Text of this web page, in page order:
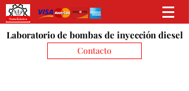
Laboratorio de bombas de inyección diesel
Contacto